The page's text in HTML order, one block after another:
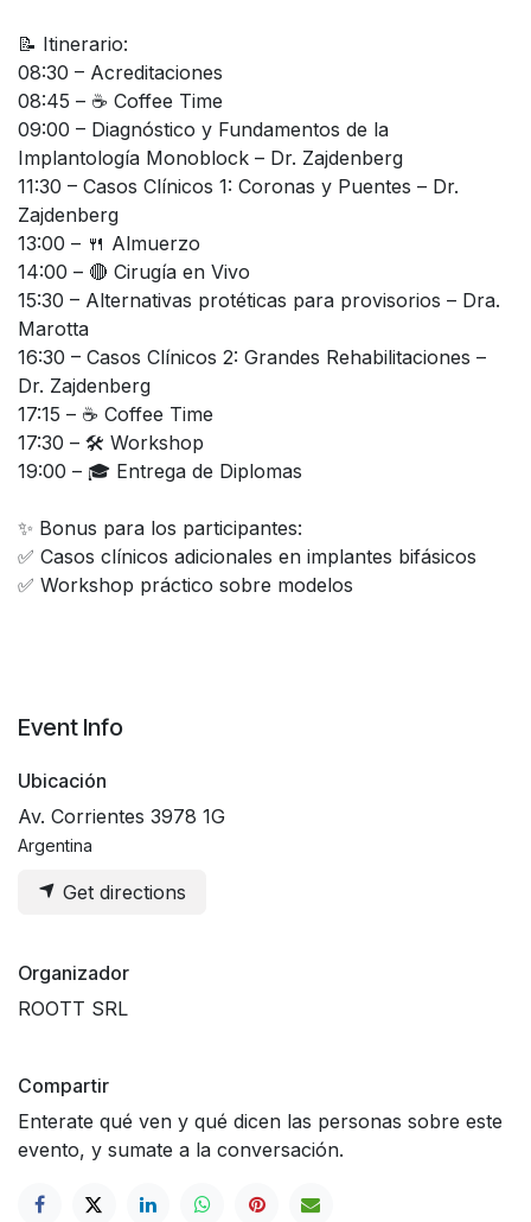
📝 Itinerario:
08:30 – Acreditaciones
08:45 – ☕ Coffee Time
09:00 – Diagnóstico y Fundamentos de la
Implantología Monoblock – Dr. Zajdenberg
11:30 – Casos Clínicos 1: Coronas y Puentes – Dr.
Zajdenberg
13:00 – 🍴 Almuerzo
14:00 – 🔴 Cirugía en Vivo
15:30 – Alternativas protéticas para provisorios – Dra.
Marotta
16:30 – Casos Clínicos 2: Grandes Rehabilitaciones –
Dr. Zajdenberg
17:15 – ☕ Coffee Time
17:30 – 🛠️ Workshop
19:00 – 🎓 Entrega de Diplomas
✨ Bonus para los participantes:
✅ Casos clínicos adicionales en implantes bifásicos
✅ Workshop práctico sobre modelos
Event Info
Ubicación
Av. Corrientes 3978 1G
Argentina
Get directions
Organizador
ROOTT SRL
Compartir
Enterate qué ven y qué dicen las personas sobre este
evento, y sumate a la conversación.